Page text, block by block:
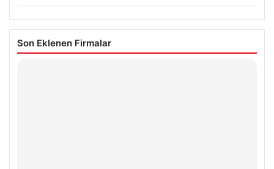
Son Eklenen Firmalar